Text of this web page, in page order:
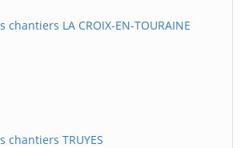
chantiers LA CROIX-EN-TOURAINE
chantiers TRUYES